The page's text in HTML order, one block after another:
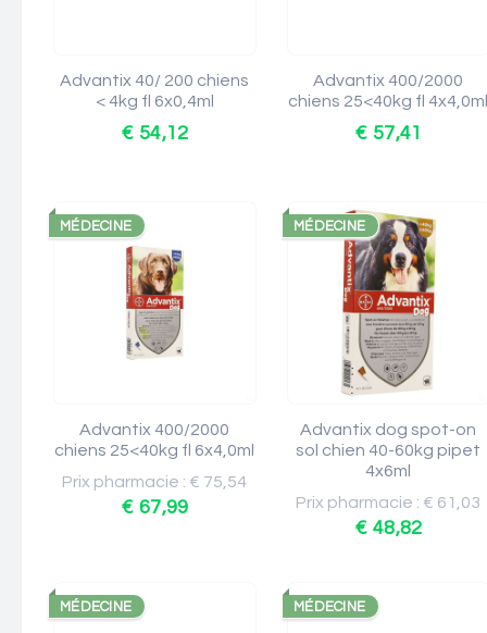
Advantix 40/ 200 chiens
< 4kg fl 6x0,4ml
€ 54,12
Advantix 400/2000
chiens 25<40kg fl
€ 57,41
MÉDECINE
Advantix 400/2000
chiens 25<40kg fl 6x4,0ml
Prix pharmacie : € 75,54
€ 67,99
MÉDECINE
Advantix dog spot-on
sol chien 40-60kg pipet
4x6ml
Prix pharmacie : € 61,03
€ 48,82
MÉDECINE MÉDECINE